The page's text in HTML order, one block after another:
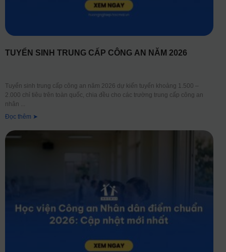
TUYỂN SINH TRUNG CẤP CÔNG AN NĂM 2026
Tuyển sinh trung cấp công an năm 2026 dự kiến tuyển khoảng 1.500 –
2.000 chỉ tiêu trên toàn quốc, chia đều cho các trường trung cấp công an
nhân
Đọc thêm ➤